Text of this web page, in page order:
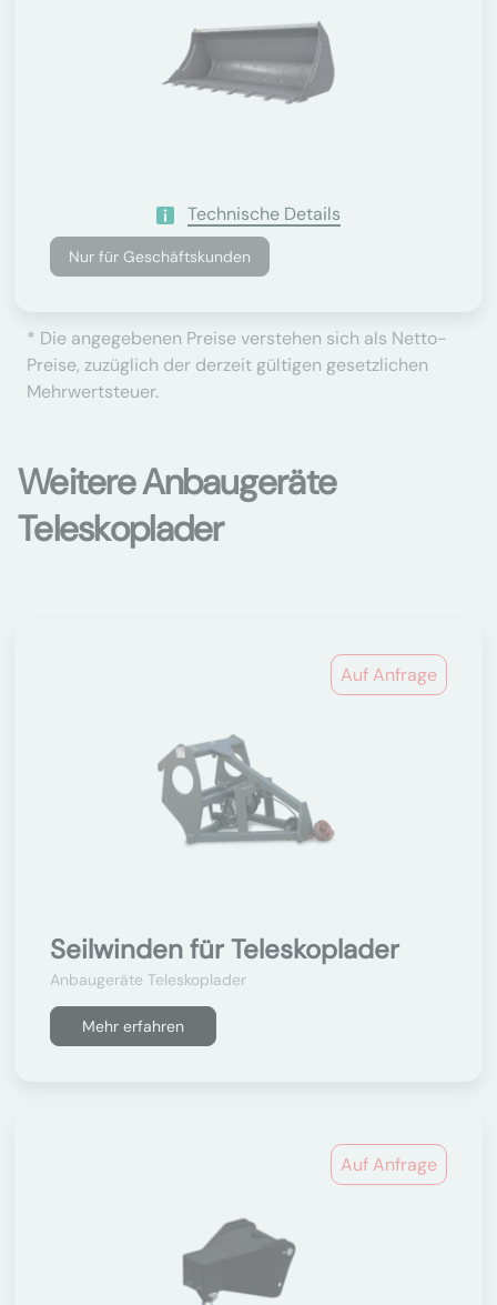
Technische Details
Nur für Geschäftskunden
* Die angegebenen Preise verstehen sich als Netto-
Preise, zuzüglich der derzeit gültigen gesetzlichen
Mehrwertsteuer.
Weitere Anbaugeräte
Teleskoplader
Auf Anfrage
Seilwinden für Teleskoplader
Anbaugeräte Teleskoplader
Mehr erfahren
Auf Anfrage